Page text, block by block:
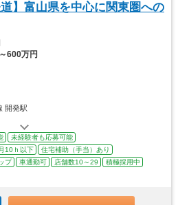
】富山県を中心に関東圏への
600万円
開発駅
未経験者も応募可能
10ｈ以下
住宅補助（手当）あり
プ 車通勤可 店舗数10～29
積極採用中